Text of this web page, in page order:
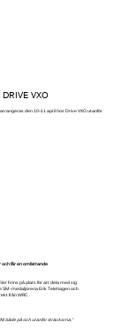
VXO
den 10–11 april hos Drive VXO utanför
och får en omfattande
finns på plats för att dela med sig
medaljörena Erik Telehagen och
från WRC .
både på och utanför sträckorna,”